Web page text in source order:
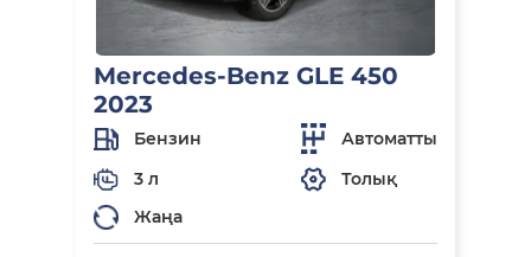
Mercedes-Benz GLE 450
2023
Бензин
Автоматты
3 л
Толық
Жаңа